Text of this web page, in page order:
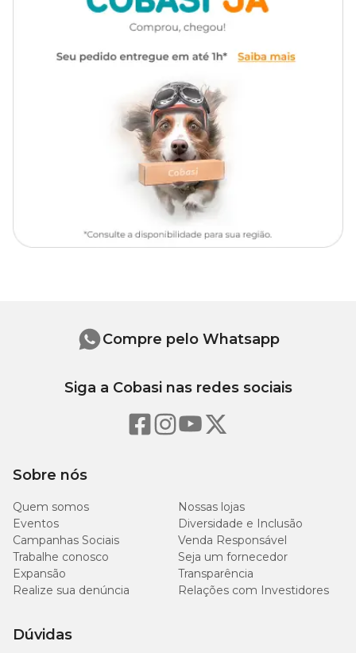
Colocar chumaços de algodão nas orelhas antes de iniciar o banho,
para evitar a entrada de água, sabão ou shampoo, prevenindo
Lembre-se de retirar assim que o banho for finalizado.
Sobre nós
Quem somos
Nossas lojas
Eventos
Diversidade e Inclusão
Campanhas Sociais
Venda Responsável
Trabalhe conosco
Seja um fornecedor
Expansão
Transparência
Realize sua denúncia
Relações com Investidores
Dúvidas
Compre pelo Whatsapp
Siga a Cobasi nas redes sociais